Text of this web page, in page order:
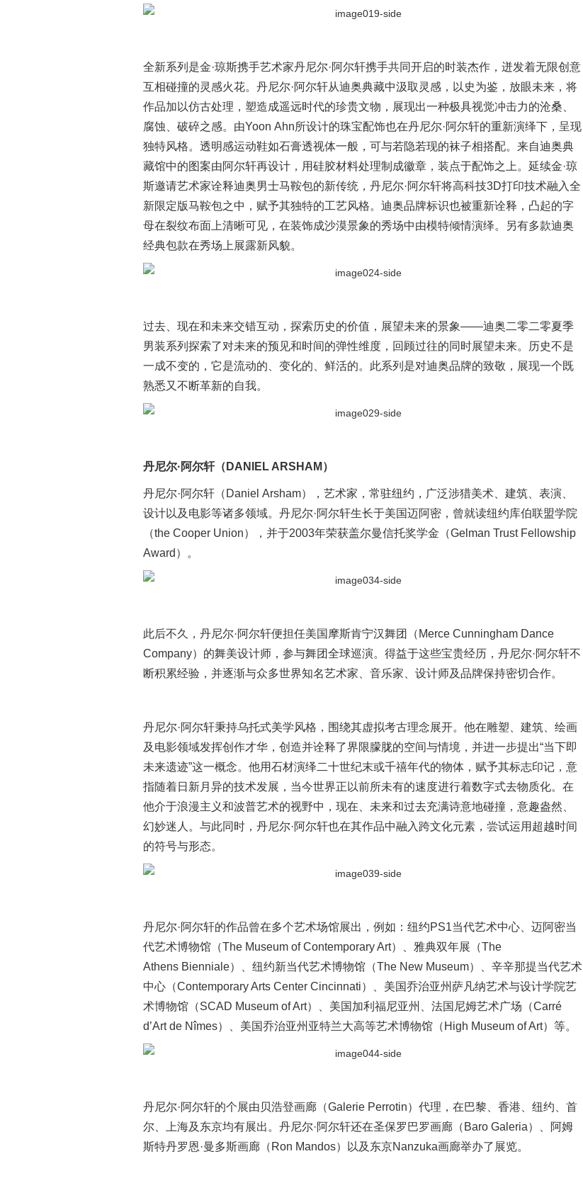
全新系列是金·琼斯携手艺术家丹尼尔·阿尔轩携手共同开启的时装杰作，迸发着无限创意
互相碰撞的灵感火花。丹尼尔·阿尔轩从迪奥典藏中汲取灵感，以史为鉴，放眼未来，将
作品加以仿古处理，塑造成遥远时代的珍贵文物，展现出一种极具视觉冲击力的沧桑、
腐蚀、破碎之感。由Yoon Ahn所设计的珠宝配饰也在丹尼尔·阿尔轩的重新演绎下，呈现
独特风格。透明感运动鞋如石膏透视体一般，可与若隐若现的袜子相搭配。来自迪奥典
藏馆中的图案由阿尔轩再设计，用硅胶材料处理制成徽章，装点于配饰之上。延续金·琼
斯邀请艺术家诠释迪奥男士马鞍包的新传统，丹尼尔·阿尔轩将高科技3D打印技术融入全
新限定版马鞍包之中，赋予其独特的工艺风格。迪奥品牌标识也被重新诠释，凸起的字
母在裂纹布面上清晰可见，在装饰成沙漠景象的秀场中由模特倾情演绎。另有多款迪奥
经典包款在秀场上展露新风貌。
过去、现在和未来交错互动，探索历史的价值，展望未来的景象——迪奥二零二零夏季
男装系列探索了对未来的预见和时间的弹性维度，回顾过往的同时展望未来。历史不是
一成不变的，它是流动的、变化的、鲜活的。此系列是对迪奥品牌的致敬，展现一个既
熟悉又不断革新的自我。
丹尼尔·阿尔轩（DANIEL ARSHAM）
丹尼尔·阿尔轩（Daniel Arsham），艺术家，常驻纽约，广泛涉猎美术、建筑、表演、
设计以及电影等诸多领域。丹尼尔·阿尔轩生长于美国迈阿密，曾就读纽约库伯联盟学院
（the Cooper Union），并于2003年荣获盖尔曼信托奖学金（Gelman Trust Fellowship
Award）。
此后不久，丹尼尔·阿尔轩便担任美国摩斯肯宁汉舞团（Merce Cunningham Dance
Company）的舞美设计师，参与舞团全球巡演。得益于这些宝贵经历，丹尼尔·阿尔轩不
断积累经验，并逐渐与众多世界知名艺术家、音乐家、设计师及品牌保持密切合作。
丹尼尔·阿尔轩秉持乌托式美学风格，围绕其虚拟考古理念展开。他在雕塑、建筑、绘画
及电影领域发挥创作才华，创造并诠释了界限朦胧的空间与情境，并进一步提出“当下即
未来遗迹”这一概念。他用石材演绎二十世纪末或千禧年代的物体，赋予其标志印记，意
指随着日新月异的技术发展，当今世界正以前所未有的速度进行着数字式去物质化。在
他介于浪漫主义和波普艺术的视野中，现在、未来和过去充满诗意地碰撞，意趣盎然、
幻妙迷人。与此同时，丹尼尔·阿尔轩也在其作品中融入跨文化元素，尝试运用超越时间
的符号与形态。
丹尼尔·阿尔轩的作品曾在多个艺术场馆展出，例如：纽约PS1当代艺术中心、迈阿密当
代艺术博物馆（The Museum of Contemporary Art）、雅典双年展（The
Athens Bienniale）、纽约新当代艺术博物馆（The New Museum）、辛辛那提当代艺术
中心（Contemporary Arts Center Cincinnati）、美国乔治亚州萨凡纳艺术与设计学院艺
术博物馆（SCAD Museum of Art）、美国加利福尼亚州、法国尼姆艺术广场（Carré
d’Art de Nîmes）、美国乔治亚州亚特兰大高等艺术博物馆（High Museum of Art）等。
丹尼尔·阿尔轩的个展由贝浩登画廊（Galerie Perrotin）代理，在巴黎、香港、纽约、首
尔、上海及东京均有展出。丹尼尔·阿尔轩还在圣保罗巴罗画廊（Baro Galeria）、阿姆
斯特丹罗恩·曼多斯画廊（Ron Mandos）以及东京Nanzuka画廊举办了展览。